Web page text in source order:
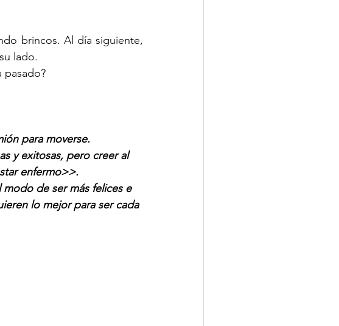
brincos. Al día siguiente,
lado.
pasado?
para moverse.
y exitosas, pero creer al
enfermo>>.
de ser más felices e
lo mejor para ser cada